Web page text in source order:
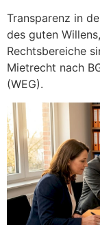
Transparenz in
des guten
Rechtsbereiche
Mietrecht nach
(WEG).